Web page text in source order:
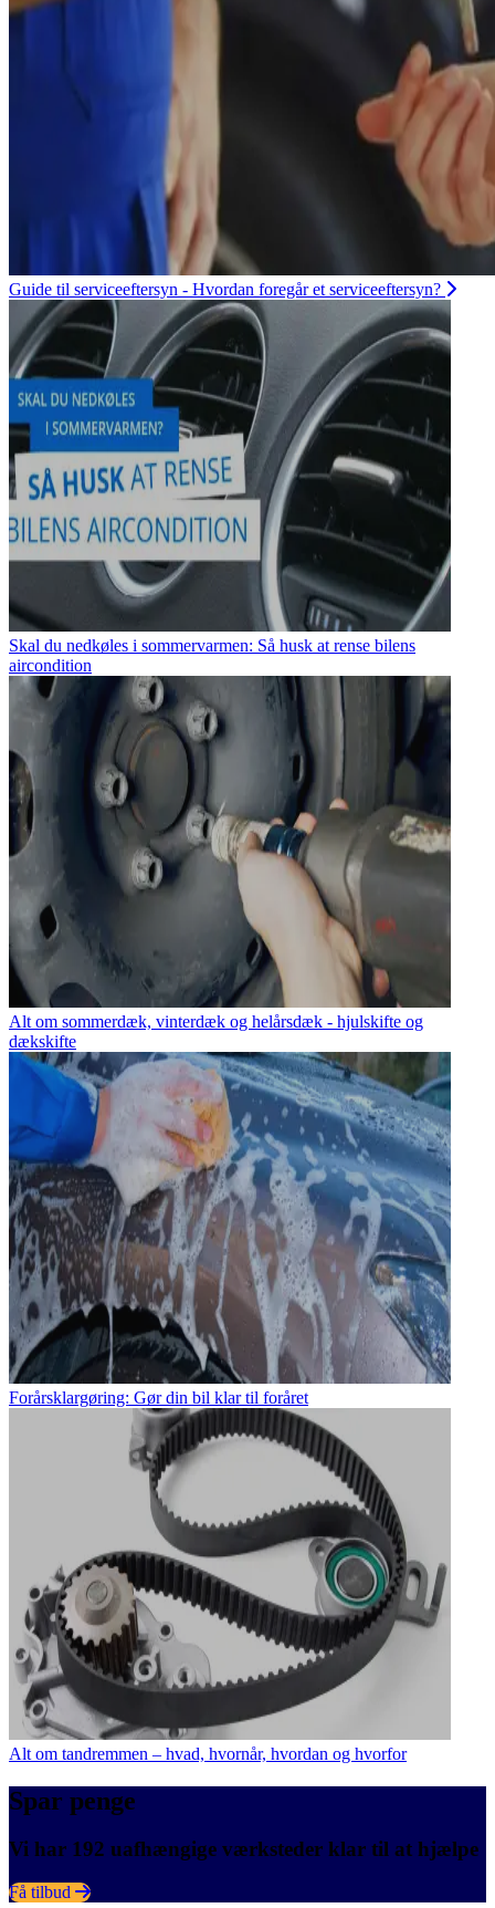
Guide til serviceeftersyn - Hvordan foregår et serviceeftersyn?
Skal du nedkøles i sommervarmen: Så husk at rense bilens
aircondition
Alt om sommerdæk, vinterdæk og helårsdæk - hjulskifte og
dækskifte
Forårsklargøring: Gør din bil klar til foråret
Alt om tandremmen – hvad, hvornår, hvordan og hvorfor
Spar penge
Vi har 192 uafhængige værksteder klar til at hjælpe
Få tilbud